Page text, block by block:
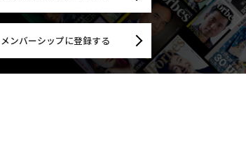
メンバーシップに登録する